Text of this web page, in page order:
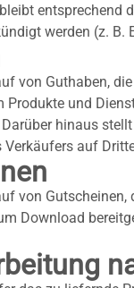
entsprechend
werden (z. B.
von Guthaben,
und
hinaus
auf
von Gutscheinen,
Download